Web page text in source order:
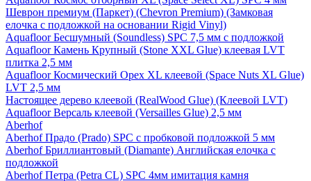
Шеврон премиум (Паркет) (Chevron Premium) (Замковая
елочка с подложкой на основании Rigid Vinyl)
Aquafloor Бесшумный (Soundless) SPC 7,5 мм с подложкой
Aquafloor Камень Крупный (Stone XXL Glue) клеевая LVT
плитка 2,5 мм
Aquafloor Космический Орех XL клеевой (Space Nuts XL Glue)
LVT 2,5 мм
Настоящее дерево клеевой (RealWood Glue) (Клеевой LVT)
Aquafloor Версаль клеевой (Versailles Glue) 2,5 мм
Aberhof
Aberhof Прадо (Prado) SPC с пробковой подложкой 5 мм
Aberhof Бриллиантовый (Diamante) Английская елочка с
подложкой
Aberhof Петра (Petra CL) SPC 4мм имитация камня